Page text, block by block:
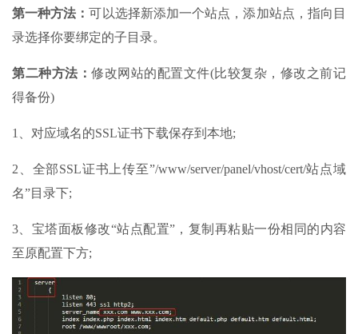
第一种方法：可以选择新添加一个站点，添加站点，指向目
录选择你要绑定的子目录。
第二种方法：修改网站的配置文件(比较复杂，修改之前记
得备份)
1、对应域名的SSL证书下载保存到本地;
2、全部SSL证书上传至”/www/server/panel/vhost/cert/站点域
名”目录下;
3、宝塔面板修改“站点配置”，复制再粘贴一份相同的内容
至原配置下方;